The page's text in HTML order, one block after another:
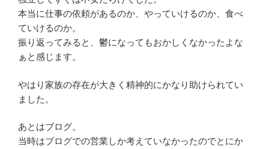
本当に仕事の依頼があるのか、やっていけるのか、食べ
ていけるのか。
振り返ってみると、鬱になってもおかしくなかったよな
ぁと感じます。
やはり家族の存在が大きく精神的にかなり助けられてい
ました。
あとはブログ。
当時はブログでの営業しか考えていなかったのでとにか